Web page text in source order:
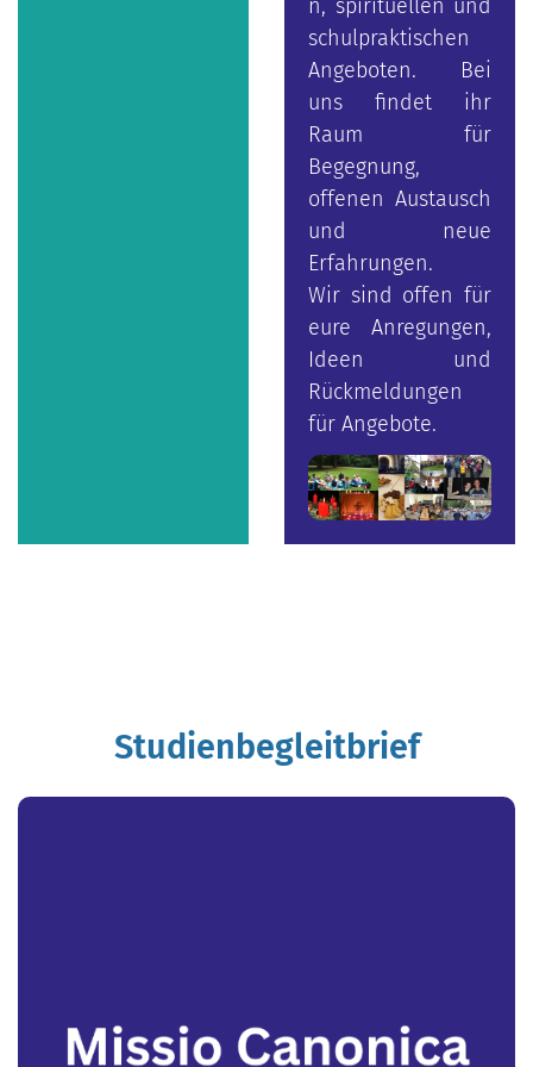
n, spirituellen und
schulpraktischen
Angeboten. Bei
uns findet ihr
Raum für
Begegnung,
offenen Austausch
und neue
Erfahrungen.
Wir sind offen für
eure Anregungen,
Ideen und
Rückmeldungen
für Angebote.
Studienbegleitbrief